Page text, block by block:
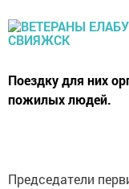
Поездку для них
пожилых людей.
Председатели